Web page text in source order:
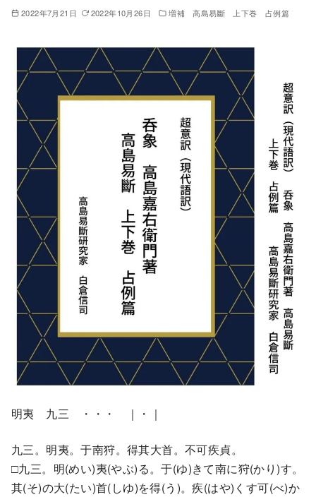
2022年7月21日 2022年10月26日 増補 高島易斷 上下巻 占例篇
明夷 九三 ・・・ ｜・｜
九三。明夷。于南狩。得其大首。不可疾貞。
□九三。明(めい)夷(やぶ)る。于(ゆ)きて南に狩(かり)す。
其(そ)の大(たい)首(しゆ)を得(う)。疾(はや)くす可(べ)か